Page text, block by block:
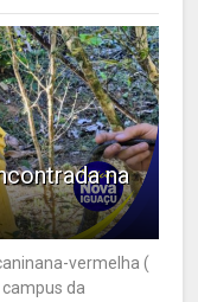
na
vermelha (
da